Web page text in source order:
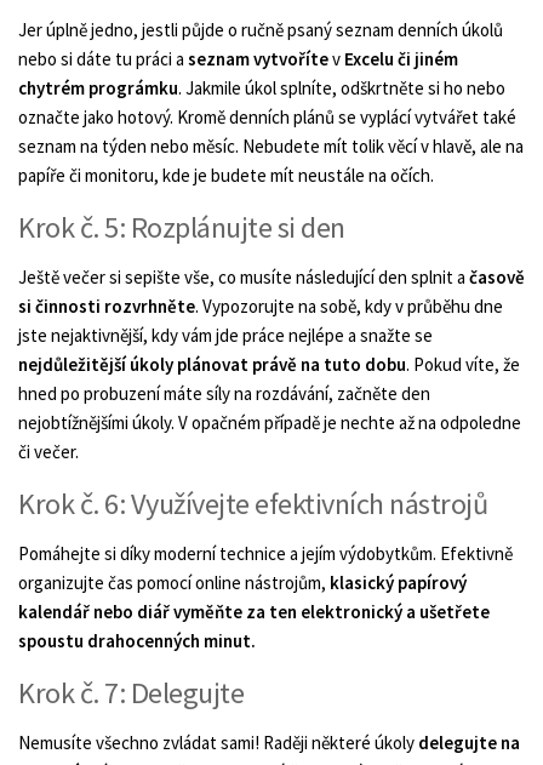
Jer úplně jedno, jestli půjde o ručně psaný seznam denních úkolů
nebo si dáte tu práci a seznam vytvořítev Excelu či jiném
chytrém prográmku. Jakmile úkol splníte, odškrtněte si ho nebo
označte jako hotový. Kromě denních plánů se vyplácí vytvářet také
seznam na týden nebo měsíc. Nebudete mít tolik věcí v hlavě, ale na
papíře či monitoru, kde je budete mít neustále na očích.
Krok č. 5: Rozplánujte si den
Ještě večer si sepište vše, co musíte následující den splnit a časově
si činnosti rozvrhněte. Vypozorujte na sobě, kdy v průběhu dne
jste nejaktivnější, kdy vám jde práce nejlépe a snažte se
nejdůležitější úkoly plánovat právě na tuto dobu. Pokud víte, že
hned po probuzení máte síly na rozdávání, začněte den
nejobtížnějšími úkoly. V opačném případě je nechte až na odpoledne
či večer.
Krok č. 6: Využívejte efektivních nástrojů
Pomáhejte si díky moderní technice a jejím výdobytkům. Efektivně
organizujte čas pomocí online nástrojům, klasický papírový
kalendář nebo diář vyměňte za ten elektronický a ušetřete
spoustu drahocenných minut.
Krok č. 7: Delegujte
Nemusíte všechno zvládat sami! Raději některé úkoly delegujte na